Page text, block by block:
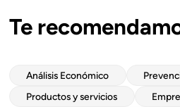
Te
Análisis Económico
Productos y servicios